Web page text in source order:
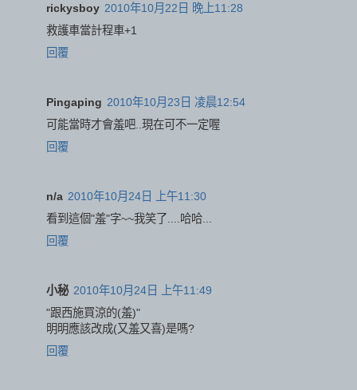
rickysboy 2010年10月22日 晚上11:28
救護車當計程車+1
回覆
Pingaping 2010年10月23日 凌晨12:54
可能當時才會羞吧..現在可不一定喔
回覆
n/a 2010年10月24日 上午11:30
看到這個"羞"字~~我笑了....哈哈...
回覆
小秘 2010年10月24日 上午11:49
"跟西施買涼的(羞)"
明明應該改成(又羞又喜)是嗎?
回覆